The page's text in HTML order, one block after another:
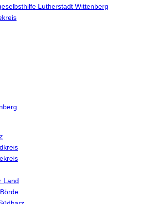
Lutherstadt Wittenberg
Land